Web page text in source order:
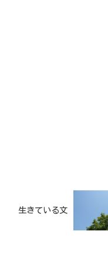
生きている文